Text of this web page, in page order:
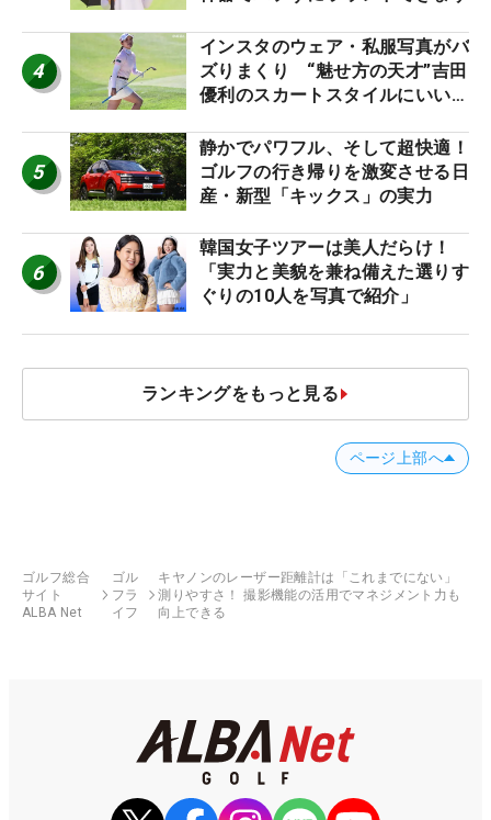
4
インスタのウェア・私服写真がバ
ズりまくり “魅せ方の天才”吉田
優利のスカートスタイルにいい
5
静かでパワフル、そして超快適！
ゴルフの行き帰りを激変させる日
産・新型「キックス」の実力
6
韓国女子ツアーは美人だらけ！
「実力と美貌を兼ね備えた選りす
ぐりの10人を写真で紹介」
ランキングをもっと見る
ページ上部へ
ゴルフ総合
サイト
ALBA Net
ゴル
フラ
イフ
キヤノンのレーザー距離計は「これまでにない」
測りやすさ！ 撮影機能の活用でマネジメント力も
向上できる